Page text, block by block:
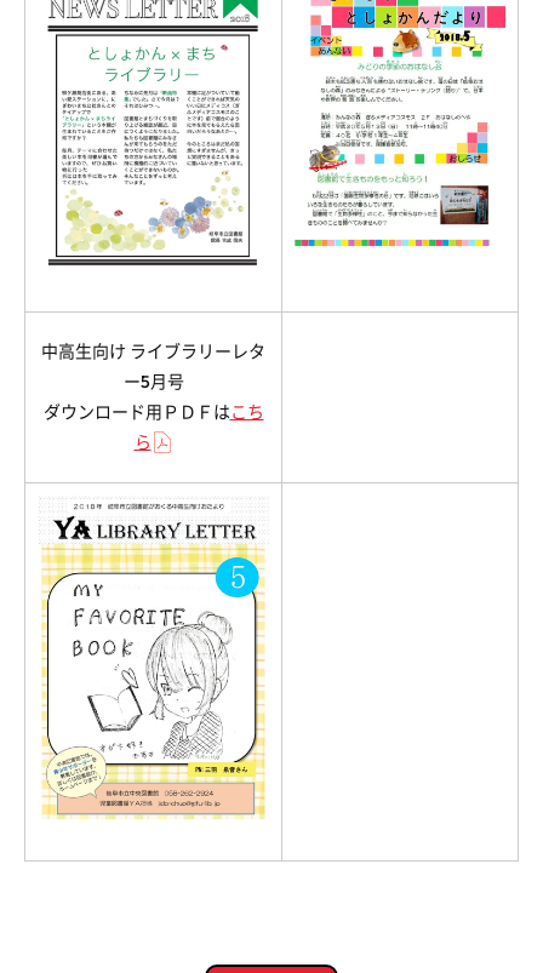
中高生向け ライブラリーレタ
ー5月号
ダウンロード用ＰＤＦはこち
ら